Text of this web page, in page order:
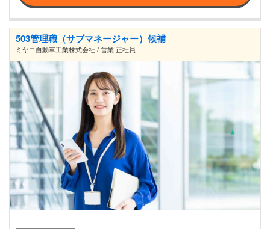
503管理職（サブマネージャー）候補
ミヤコ自動車工業株式会社 / 営業 正社員